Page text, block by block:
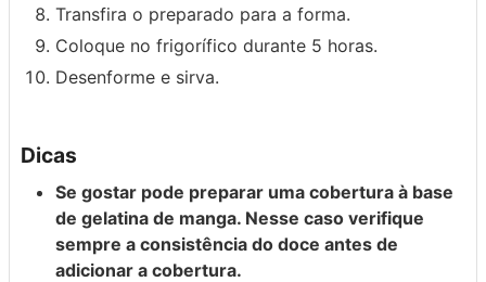
Transfira o preparado para a forma.
Coloque no frigorífico durante 5 horas.
Desenforme e sirva.
Dicas
Se gostar pode preparar uma cobertura à base
de gelatina de manga. Nesse caso verifique
sempre a consistência do doce antes de
adicionar a cobertura.